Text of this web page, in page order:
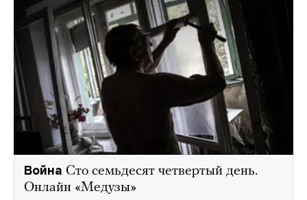
Война Сто семьдесят четвертый день.
Онлайн «Медузы»